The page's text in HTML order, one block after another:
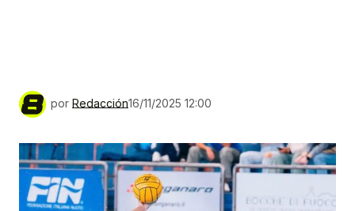
por Redacción16/11/2025 12:00